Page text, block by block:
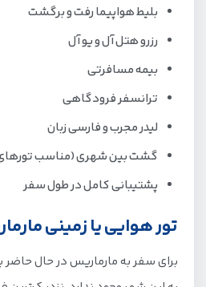
بلیط هواپیما رفت و برگشت
رزرو هتل آل و یو آل
بیمه مسافرتی
ترانسفر فرودگاهی
لیدر مجرب و فارسی‌ زبان
گشت بین شهری (مناسب
پشتیبانی کامل در طول سفر
تور هوایی یا زمینی
برای سفر به مارماریس در حال‌ حاضر